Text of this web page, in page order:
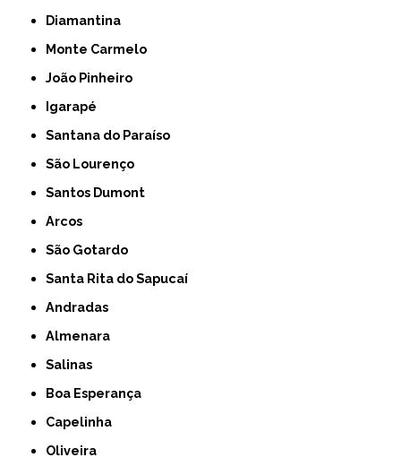
Diamantina
Monte Carmelo
João Pinheiro
Igarapé
Santana do Paraíso
São Lourenço
Santos Dumont
Arcos
São Gotardo
Santa Rita do Sapucaí
Andradas
Almenara
Salinas
Boa Esperança
Capelinha
Oliveira